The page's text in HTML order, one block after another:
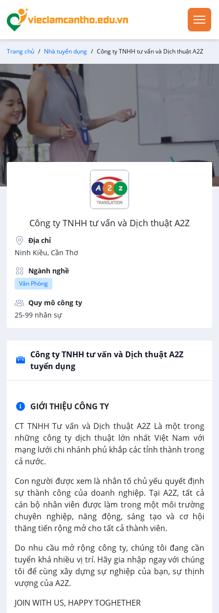
Trang chủ Nhà tuyển dụng Công ty TNHH tư vấn và Dịch thuật A2Z
Công ty TNHH tư vấn và Dịch thuật A2Z
Địa chỉ
Ninh Kiều, Cần Thơ
Ngành nghề
Văn Phòng
Quy mô công ty
25-99 nhân sự
Công ty TNHH tư vấn và Dịch thuật A2Z
tuyển dụng
GIỚI THIỆU CÔNG TY
CT TNHH Tư vấn và Dịch thuật A2Z Là một trong
những công ty dịch thuật lớn nhất Việt Nam với
mạng lưới chi nhánh phủ khắp các tỉnh thành trong
cả nước.
Con người được xem là nhân tố chủ yếu quyết định
sự thành công của doanh nghiệp. Tại A2Z, tất cả
cán bộ nhân viên được làm trong một môi trường
chuyên nghiệp, năng động, sáng tạo và cơ hội
thăng tiến rộng mở cho tất cả thành viên.
Do nhu cầu mở rộng công ty, chúng tôi đang cần
tuyển khá nhiều vị trí. Hãy gia nhập ngay với chúng
tôi để cùng xây dựng sự nghiệp của bạn, sự thịnh
vượng của A2Z.
JOIN WITH US, HAPPY TOGHETHER